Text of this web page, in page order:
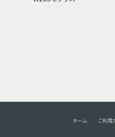
ホーム ご利用